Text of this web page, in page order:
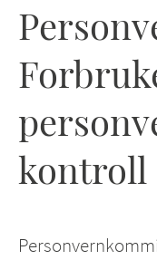
kontroll